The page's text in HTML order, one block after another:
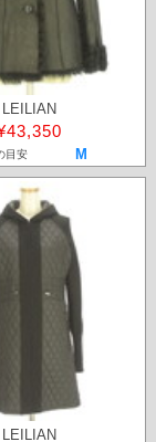
LEILIAN
目安 M
LEILIAN